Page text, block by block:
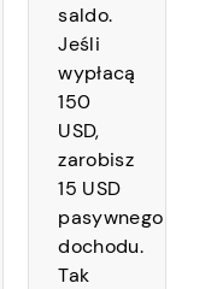
saldo.
Jeśli
wypłacą
150
USD,
zarobisz
15 USD
pasywnego
dochodu.
Tak